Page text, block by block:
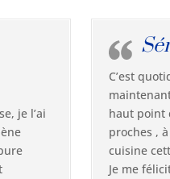
je l’ai
C’est
haut point
proches ,
cuisine
Je me